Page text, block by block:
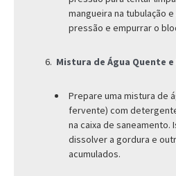
mangueira na tubulação
pressão e empurrar o
Mistura de Água Quente
Prepare uma mistura de
fervente) com
na caixa de saneamento.
dissolver a gordura e
acumulados.